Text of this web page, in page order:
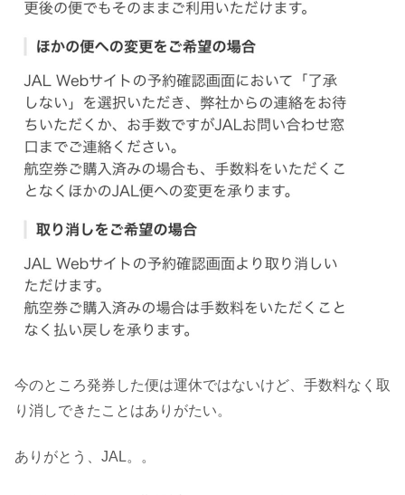
今のところ発券した便は運休ではないけど、手数料なく取
り消しできたことはありがたい。
ありがとう、JAL。。